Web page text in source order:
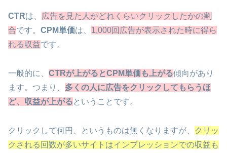
CTRは、
広告を見た人がどれくらいクリックしたかの割
合です。 CPM単価は、 1,000回広告が表示された時に得ら
れる収益です。
一般的に、 CTRが上がるとCPM単価も上がる傾向があり
ます。つまり、 多くの人に広告をクリックしてもらうほ
ど、収益が上がる ということです。
クリックして何円、というものは無くなりますが、
クリッ
クされる回数が多いサイトはインプレッションでの収益も